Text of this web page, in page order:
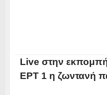
Live στην
ΕΡΤ 1 η ζωντανή